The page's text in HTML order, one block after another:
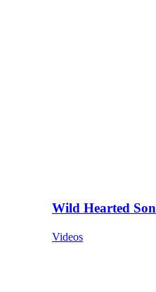
Wild Hearted Son
Videos